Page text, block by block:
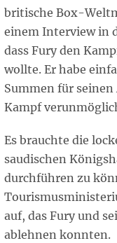
britische Box-
einem Interview in
dass Fury den
wollte. Er habe
Summen für
Kampf
Es brauchte die
saudischen
durchführen zu
auf, das Fury und
ablehnen konnten.